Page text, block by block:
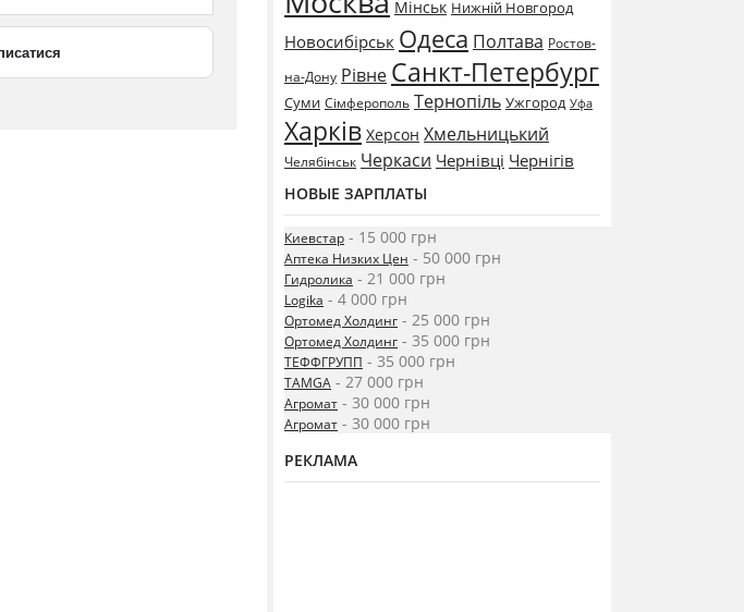
Мінськ Нижній Новгород
Новосибірськ Одеса Полтава Ростов-
на-Дону Рівне Санкт-Петербург
Суми Сімферополь Тернопіль Ужгород Уфа
Харків Херсон Хмельницький
Челябінськ Черкаси Чернівці Чернігів
НОВЫЕ ЗАРПЛАТЫ
Киевстар - 15 000 грн
Аптека Низких Цен - 50 000 грн
Гидролика - 21 000 грн
Logika - 4 000 грн
Ортомед Холдинг - 25 000 грн
Ортомед Холдинг - 35 000 грн
ТЕФФГРУПП - 35 000 грн
TAMGA - 27 000 грн
Агромат - 30 000 грн
Агромат - 30 000 грн
РЕКЛАМА